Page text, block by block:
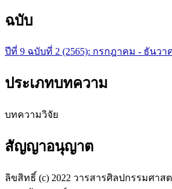
ฉบับ
ปีที่ 9 ฉบับที่ 2 (2565): กรกฎาคม - ธันวา
ประเภทบทความ
บทความวิจัย
สัญญาอนุญาต
ลิขสิทธิ์ (c) 2022 วารสารศิลปกรรมศาส